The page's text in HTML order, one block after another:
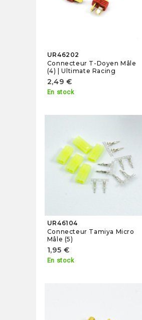
UR46202
Connecteur T-Doyen Mâle
(4) | Ultimate Racing
2,49 €
En stock
UR46104
Connecteur Tamiya Micro
Mâle (5)
1,95 €
En stock